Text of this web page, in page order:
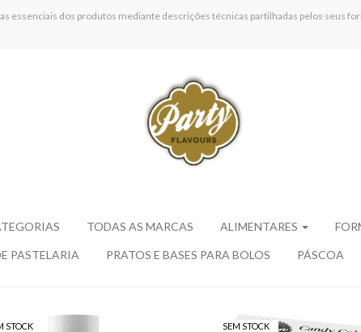
essenciais dos produtos mediante descrições técnicas partilhadas pelos seus
TODAS AS MARCAS ALIMENTARES
PASTELARIA PRATOS E BASES PARA BOLOS PÁSCOA
STOCK SEM STOCK